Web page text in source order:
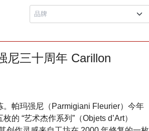
尼三十周年 Carillon
帕玛强尼（Parmigiani Fleurier）今年
的 “艺术杰作系列”（Objets d’Art）